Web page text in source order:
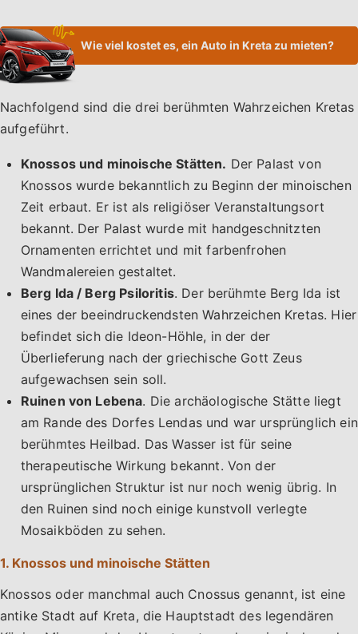
Wie viel kostet es, ein Auto in Kreta zu mieten?
Nachfolgend sind die drei berühmten Wahrzeichen Kretas
aufgeführt.
Knossos und minoische Stätten. Der Palast von
Knossos wurde bekanntlich zu Beginn der minoischen
Zeit erbaut. Er ist als religiöser Veranstaltungsort
bekannt. Der Palast wurde mit handgeschnitzten
Ornamenten errichtet und mit farbenfrohen
Wandmalereien gestaltet.
Berg Ida / Berg Psiloritis. Der berühmte Berg Ida ist
eines der beeindruckendsten Wahrzeichen Kretas. Hier
befindet sich die Ideon-Höhle, in der der
Überlieferung nach der griechische Gott Zeus
aufgewachsen sein soll.
Ruinen von Lebena. Die archäologische Stätte liegt
am Rande des Dorfes Lendas und war ursprünglich ein
berühmtes Heilbad. Das Wasser ist für seine
therapeutische Wirkung bekannt. Von der
ursprünglichen Struktur ist nur noch wenig übrig. In
den Ruinen sind noch einige kunstvoll verlegte
Mosaikböden zu sehen.
1. Knossos und minoische Stätten
Knossos oder manchmal auch Cnossus genannt, ist eine
antike Stadt auf Kreta, die Hauptstadt des legendären